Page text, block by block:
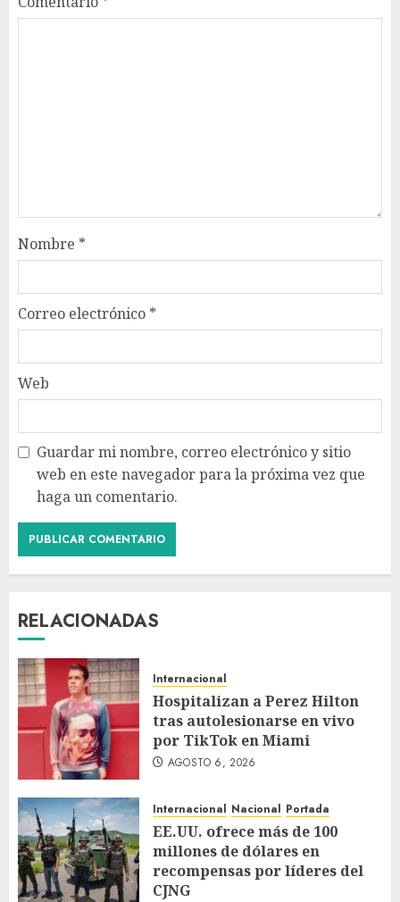
Nombre *
Correo electrónico *
Web
Guardar mi nombre, correo electrónico y sitio
web en este navegador para la próxima vez que
haga un comentario.
RELACIONADAS
Internacional
Hospitalizan a Perez Hilton
tras autolesionarse en vivo
por TikTok en Miami
AGOSTO 6, 2026
Internacional Nacional Portada
EE.UU. ofrece más de 100
millones de dólares en
recompensas por líderes del
CJNG